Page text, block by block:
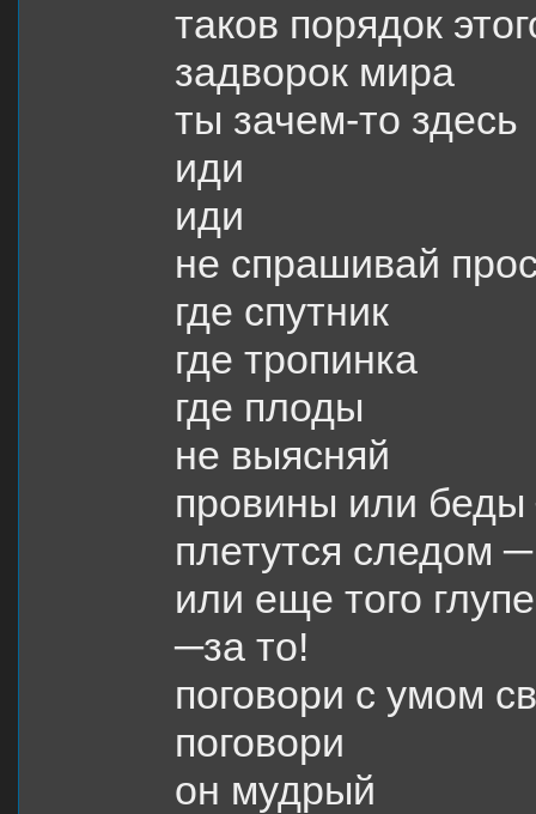
таков порядок
задворок мира
ты зачем-то здесь
иди
иди
не спрашивай
где спутник
где тропинка
где плоды
не выясняй
провины или
плетутся следом ─
или еще того
─за то!
поговори с умом
поговори
он мудрый